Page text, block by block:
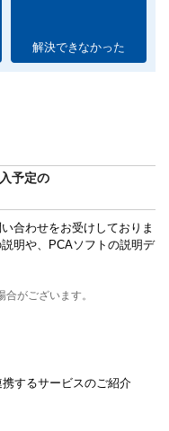
解決できなかった
予定の
合わせをお受けしておりま
明や、PCAソフトの説明デ
がございます。
するサービスのご紹介